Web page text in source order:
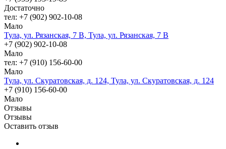
Достаточно
тел: +7 (902) 902-10-08
Мало
Тула, ул. Рязанская, 7 В, Тула, ул. Рязанская, 7 В
+7 (902) 902-10-08
Мало
тел: +7 (910) 156-60-00
Мало
Тула, ул. Скуратовская, д. 124, Тула, ул. Скуратовская, д. 124
+7 (910) 156-60-00
Мало
Отзывы
Отзывы
Оставить отзыв